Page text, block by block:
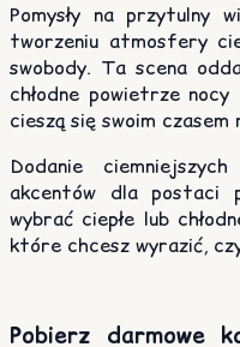
Pomysły na przytulny
tworzeniu atmosfery
swobody. Ta scena
chłodne powietrze
cieszą się swoim czasem
Dodanie
akcentów dla postaci
wybrać ciepłe lub
które chcesz wyrazić,
Pobierz darmowe